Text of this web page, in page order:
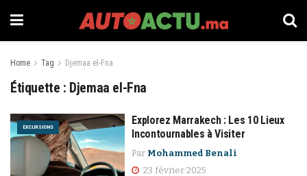
Home Tag Djemaa el-Fna
Étiquette : Djemaa el-Fna
EXCURSIONS
Explorez Marrakech : Les 10 Lieux
Incontournables à Visiter
Par Mohammed Benali
23 février 2025